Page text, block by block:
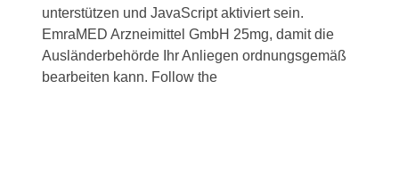
unterstützen und JavaScript aktiviert sein.
EmraMED Arzneimittel GmbH 25mg, damit die
Ausländerbehörde Ihr Anliegen ordnungsgemäß
bearbeiten kann. Follow the